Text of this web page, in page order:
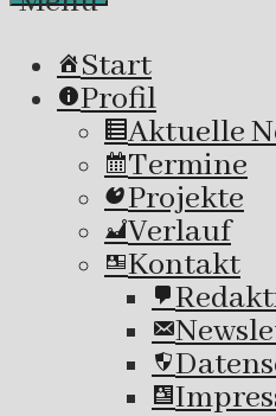
Start
Profil
Aktuelle
Termine
Projekte
Verlauf
Kontakt